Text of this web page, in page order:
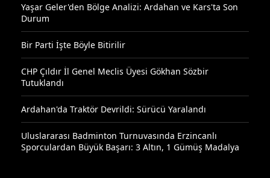
Yaşar Geler'den Bölge Analizi: Ardahan ve Kars'ta Son
Durum
Bir Parti İşte Böyle Bitirilir
CHP Çıldır İl Genel Meclis Üyesi Gökhan Sözbir
Tutuklandı
Ardahan'da Traktör Devrildi: Sürücü Yaralandı
Uluslararası Badminton Turnuvasında Erzincanlı
Sporculardan Büyük Başarı: 3 Altın, 1 Gümüş Madalya